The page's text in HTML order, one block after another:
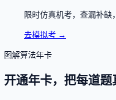
限时仿真机考，查漏补缺
去模拟考 →
图解算法年卡
开通年卡，把每道